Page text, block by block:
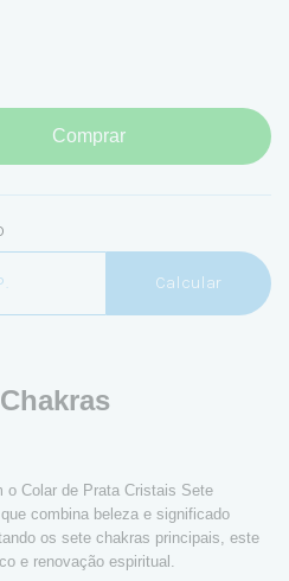
Comprar
Calcular
o Colar de Prata Cristais Sete
combina beleza e significado
os sete chakras principais, este
e renovação espiritual.